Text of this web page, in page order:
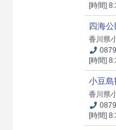
[時間]
四海公
香川県
[時間]
小豆島
香川県
[時間]